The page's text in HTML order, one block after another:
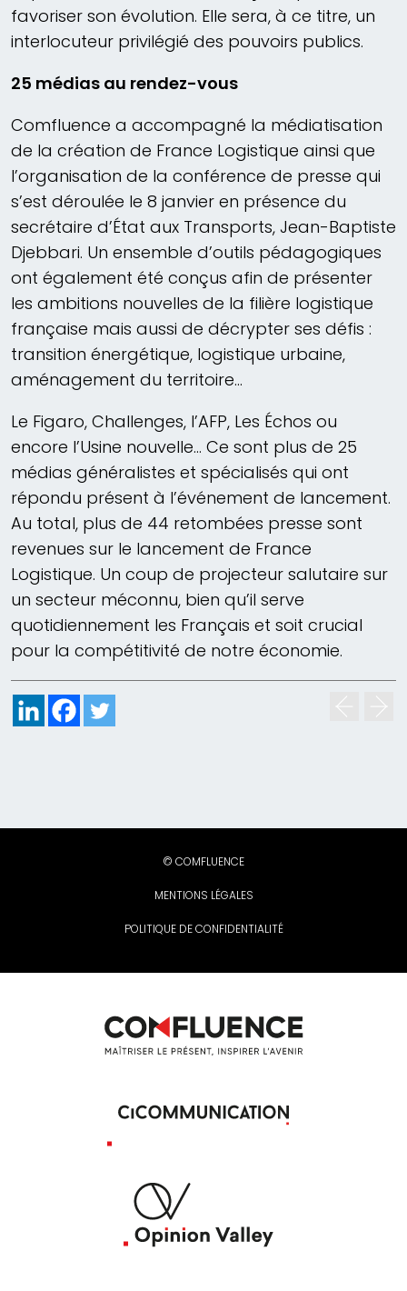
favoriser son évolution. Elle sera, à ce titre, un
interlocuteur privilégié des pouvoirs publics.
25 médias au rendez-vous
Comfluence a accompagné la médiatisation
de la création de France Logistique ainsi que
l’organisation de la conférence de presse qui
s’est déroulée le 8 janvier en présence du
secrétaire d’État aux Transports, Jean-Baptiste
Djebbari. Un ensemble d’outils pédagogiques
ont également été conçus afin de présenter
les ambitions nouvelles de la filière logistique
française mais aussi de décrypter ses défis :
transition énergétique, logistique urbaine,
aménagement du territoire…
Le Figaro, Challenges, l’AFP, Les Échos ou
encore l’Usine nouvelle… Ce sont plus de 25
médias généralistes et spécialisés qui ont
répondu présent à l’événement de lancement.
Au total, plus de 44 retombées presse sont
revenues sur le lancement de France
Logistique. Un coup de projecteur salutaire sur
un secteur méconnu, bien qu’il serve
quotidiennement les Français et soit crucial
pour la compétitivité de notre économie.
© COMFLUENCE
MENTIONS LÉGALES
POLITIQUE DE CONFIDENTIALITÉ